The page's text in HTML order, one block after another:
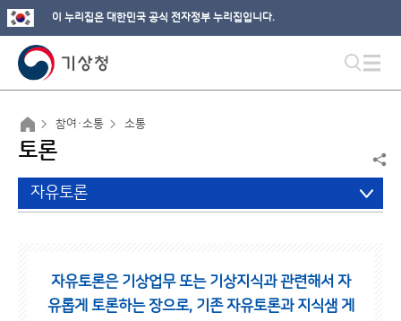
이 누리집은 대한민국 공식 전자정부 누리집입니다.
참여·소통 소통
토론
자유토론
자유토론은 기상업무 또는 기상지식과 관련해서 자
유롭게 토론하는 장으로, 기존 자유토론과 지식샘 게